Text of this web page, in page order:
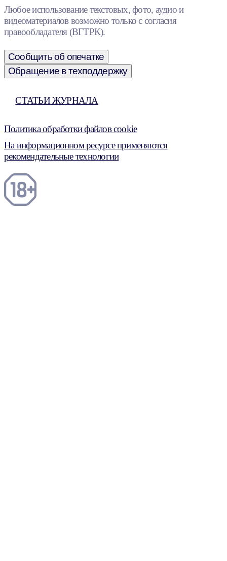
Любое использование текстовых, фото, аудио и
видеоматериалов возможно только с согласия
правообладателя (ВГТРК).
Сообщить об опечатке
Обращение в техподдержку
СТАТЬИ ЖУРНАЛА
Политика обработки файлов cookie
На информационном ресурсе применяются
рекомендательные технологии